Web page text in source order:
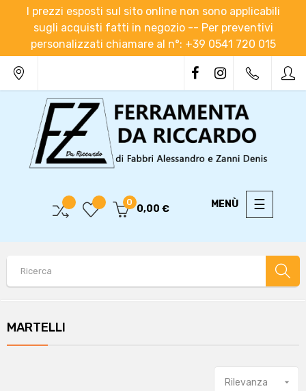
I prezzi esposti sul sito online non sono applicabili
sugli acquisti fatti in negozio -- Per preventivi
personalizzati chiamare al n°: +39 0541 720 015
Toggle
☰
0
0,00 €
MARTELLI
Rilevanza 